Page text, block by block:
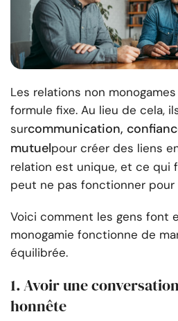
Les relations non
formule fixe. Au lieu de cela,
surcommunication,
mutuelpour créer des liens
relation est unique, et ce qui
peut ne pas fonctionner pour
Voici comment les gens font
monogamie fonctionne de
équilibrée.
1.Avoir une
honnête